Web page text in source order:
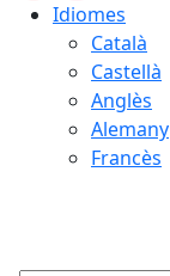
Idiomes
Català
Castellà
Anglès
Alemany
Francès